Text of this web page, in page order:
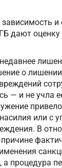
дают
о
— и не учла
или с
В
а процедура